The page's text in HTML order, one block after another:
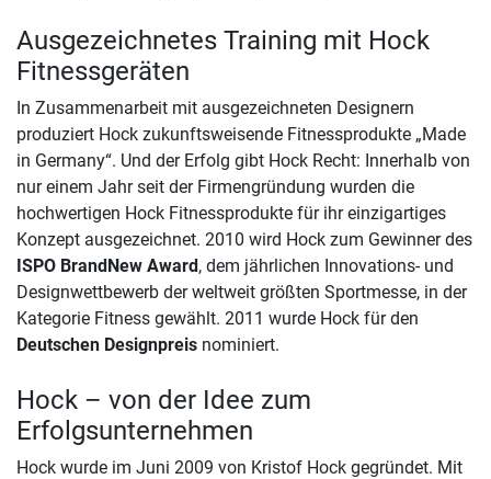
Ausgezeichnetes Training mit Hock
Fitnessgeräten
In Zusammenarbeit mit ausgezeichneten Designern
produziert Hock zukunftsweisende Fitnessprodukte „Made
in Germany“. Und der Erfolg gibt Hock Recht: Innerhalb von
nur einem Jahr seit der Firmengründung wurden die
hochwertigen Hock Fitnessprodukte für ihr einzigartiges
Konzept ausgezeichnet. 2010 wird Hock zum Gewinner des
ISPO BrandNew Award, dem jährlichen Innovations- und
Designwettbewerb der weltweit größten Sportmesse, in der
Kategorie Fitness gewählt. 2011 wurde Hock für den
Deutschen Designpreis nominiert.
Hock – von der Idee zum
Erfolgsunternehmen
Hock wurde im Juni 2009 von Kristof Hock gegründet. Mit